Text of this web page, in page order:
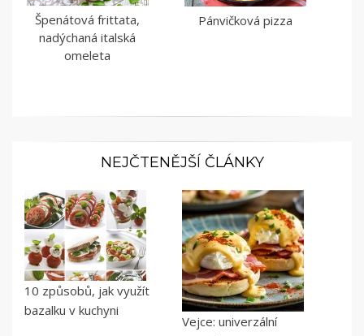
Špenátová frittata,
nadýchaná italská
omeleta
Pánvičková pizza
NEJČTENĚJŠÍ ČLÁNKY
10 způsobů, jak využít
bazalku v kuchyni
Vejce: univerzální